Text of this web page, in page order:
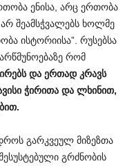
ენისა, არც ერთობა
შეამსჭვალებს ხოლმე
ისტორიისა”. რუსებსა
რომ
და ერთად კრავს
ჭირითა და ლხინით,
.
გარკვეულ მიზეზთა
გრძნობის